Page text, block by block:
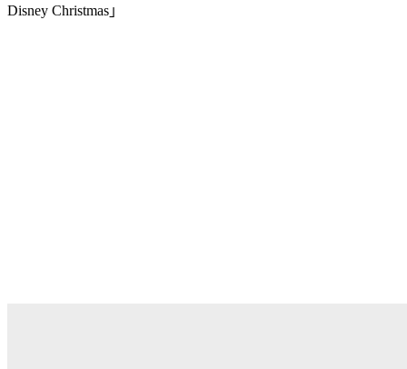
Disney Christmas 」